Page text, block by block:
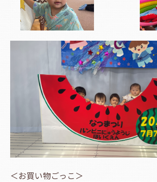
＜お買い物ごっこ＞